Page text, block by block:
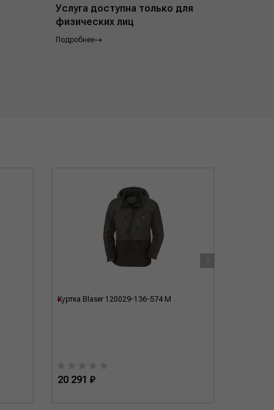
Услуга доступна только для
физических лиц
Подробнее
Куртка Blaser 120029-136-574 M
20 291 ₽
›